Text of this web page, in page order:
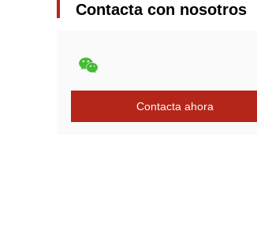
Contacta con nosotros
Contacta ahora